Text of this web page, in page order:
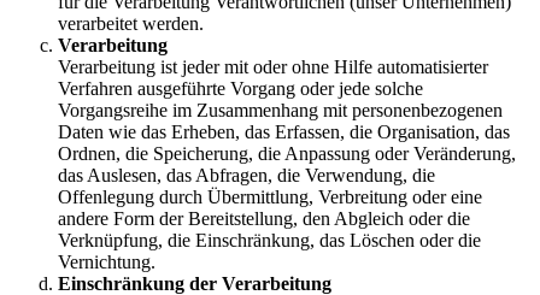
verarbeitet werden.
Verarbeitung
Verarbeitung ist jeder mit oder ohne Hilfe automatisierter
Verfahren ausgeführte Vorgang oder jede solche
Vorgangsreihe im Zusammenhang mit personenbezogenen
Daten wie das Erheben, das Erfassen, die Organisation, das
Ordnen, die Speicherung, die Anpassung oder Veränderung,
das Auslesen, das Abfragen, die Verwendung, die
Offenlegung durch Übermittlung, Verbreitung oder eine
andere Form der Bereitstellung, den Abgleich oder die
Verknüpfung, die Einschränkung, das Löschen oder die
Vernichtung.
Einschränkung der Verarbeitung